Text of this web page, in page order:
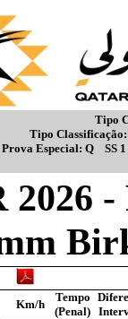
Tipo
Tipo
Prova Especial: Q
SS 1
2026
Km/h
Tempo
(Penal)